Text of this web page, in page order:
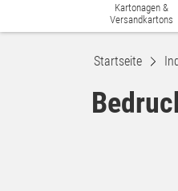
Kartonagen &
Versandkartons
Startseite